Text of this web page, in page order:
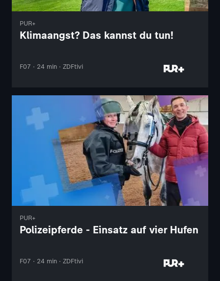
PUR+
Klimaangst? Das kannst du tun!
F07 · 24 min · ZDFtivi
PUR+
Polizeipferde - Einsatz auf vier Hufen
F07 · 24 min · ZDFtivi